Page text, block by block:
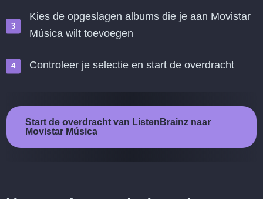
Kies de opgeslagen albums die je aan Movistar
Música wilt toevoegen
Controleer je selectie en start de overdracht
Start de overdracht van ListenBrainz naar
Movistar Música